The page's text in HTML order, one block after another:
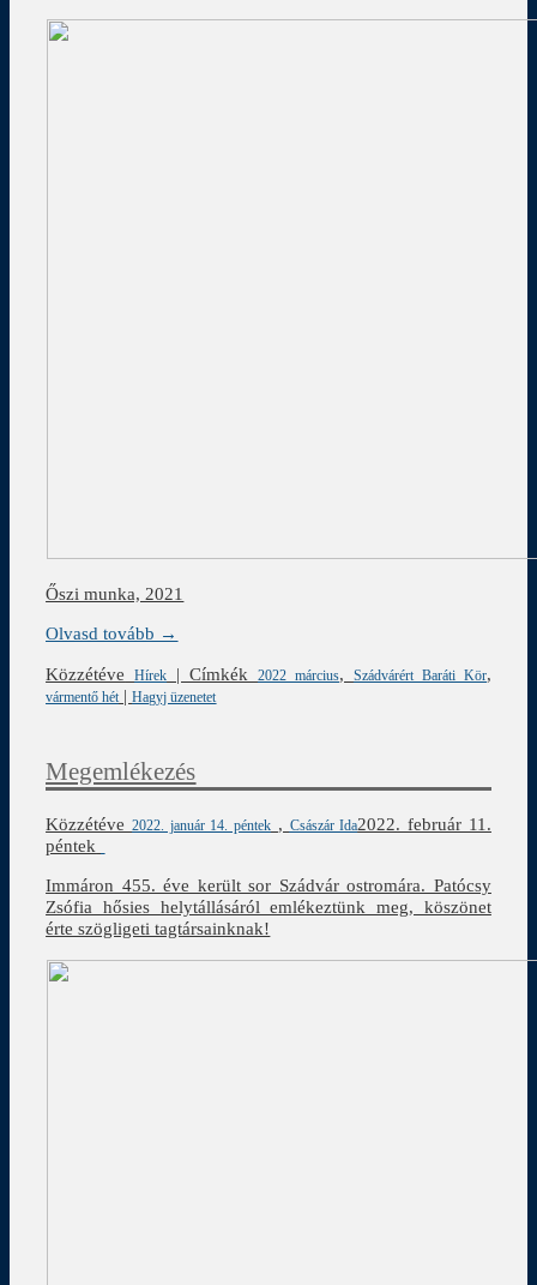
Őszi munka, 2021
Olvasd tovább →
Közzétéve
Hírek |Címkék 2022 március, Szádvárért Baráti Kör,
vármentő hét |Hagyj üzenetet
Megemlékezés
Közzétéve 2022. január 14. péntek , Császár Ida2022. február 11.
péntek
Immáron 455. éve került sor Szádvár ostromára. Patócsy
Zsófia hősies helytállásáról emlékeztünk meg, köszönet
érte szögligeti tagtársainknak!